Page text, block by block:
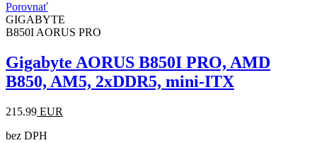
Porovnať
GIGABYTE
B850I AORUS PRO
Gigabyte AORUS B850I PRO, AMD
B850, AM5, 2xDDR5, mini-ITX
215.99 EUR
bez DPH